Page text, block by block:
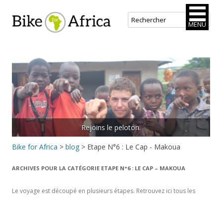
Bike for Africa
contenu
principal
Rejoins le peloton.
Bike for Africa > blog > Etape N°6 : Le Cap - Makoua
ARCHIVES POUR LA CATÉGORIE ETAPE N°6 : LE CAP – MAKOUA
Le voyage est découpé en plusieurs étapes. Retrouvez ici tous les
MENU